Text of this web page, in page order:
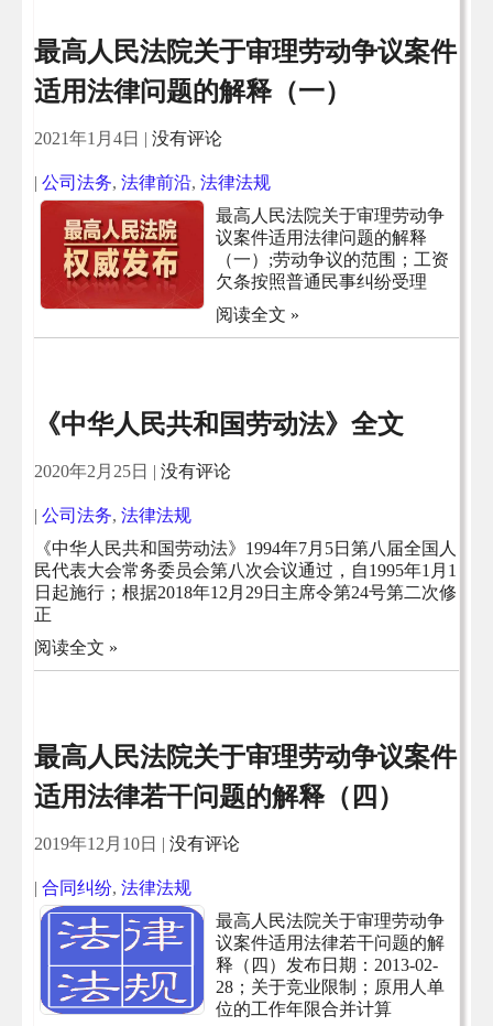
最高人民法院关于审理劳动争议案件
适用法律问题的解释（一）
2021年1月4日 | 没有评论
| 公司法务, 法律前沿, 法律法规
最高人民法院关于审理劳动争
议案件适用法律问题的解释
（一）;劳动争议的范围；工资
欠条按照普通民事纠纷受理
阅读全文 »
《中华人民共和国劳动法》全文
2020年2月25日 | 没有评论
| 公司法务, 法律法规
《中华人民共和国劳动法》1994年7月5日第八届全国人
民代表大会常务委员会第八次会议通过，自1995年1月1
日起施行；根据2018年12月29日主席令第24号第二次修
正
阅读全文 »
最高人民法院关于审理劳动争议案件
适用法律若干问题的解释（四）
2019年12月10日 | 没有评论
| 合同纠纷, 法律法规
最高人民法院关于审理劳动争
议案件适用法律若干问题的解
释（四）发布日期：2013-02-
28；关于竞业限制；原用人单
位的工作年限合并计算